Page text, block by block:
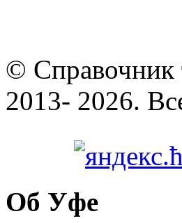
© Cправочник
2013- 2026.
Об Уфе